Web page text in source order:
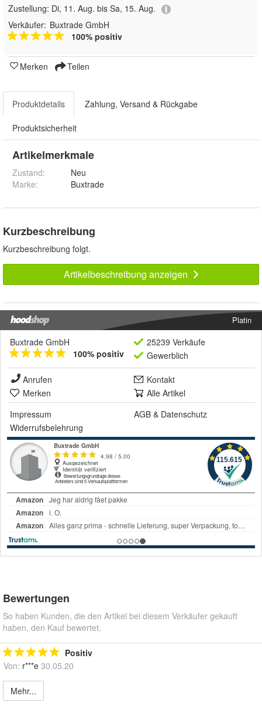
Zustellung: Di, 11. Aug. bis Sa, 15. Aug.
Verkäufer: Buxtrade GmbH
100% positiv
Merken Teilen
Produktdetails Zahlung, Versand & Rückgabe
Produktsicherheit
Artikelmerkmale
Zustand:
Neu
Marke:
Buxtrade
Kurzbeschreibung
Kurzbeschreibung folgt.
Artikelbeschreibung anzeigen
Platin
Buxtrade GmbH
100% positiv
25239 Verkäufe
Gewerblich
Anrufen
Kontakt
Merken
Alle Artikel
Impressum
AGB & Datenschutz
Widerrufsbelehrung
Bewertungen
So haben Kunden, die den Artikel bei diesem Verkäufer gekauft
haben, den Kauf bewertet.
Positiv
Von: r***e 30.05.20
Mehr...